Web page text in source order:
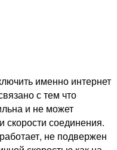
именно интернет
с тем что
и не может
скорости соединения.
не подвержен